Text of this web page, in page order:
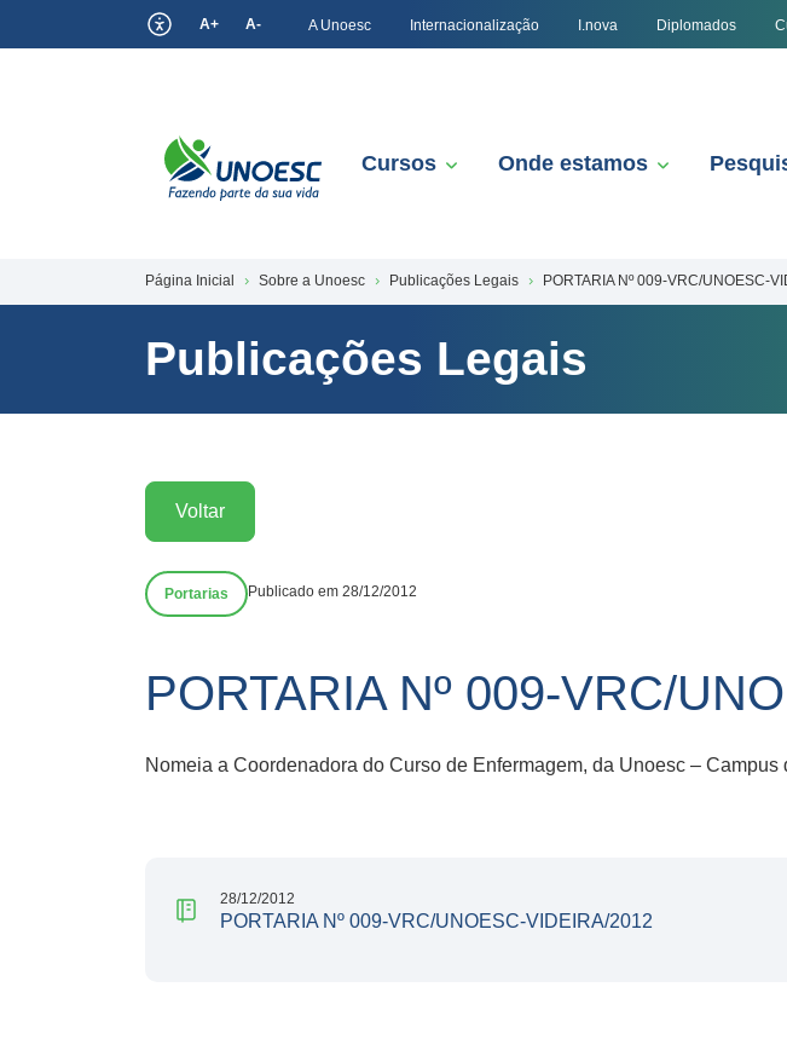
A+ A- A Unoesc Internacionalização I.nova Diplomados
Cursos Onde estamos
Página Inicial Sobre a Unoesc Publicações Legais PORTARIA Nº 009-VRC/UNOESC-
Publicações Legais
Voltar
Portarias Publicado em 28/12/2012
PORTARIA Nº 009-VRC/
Nomeia a Coordenadora do Curso de Enfermagem, da Unoesc – Campus
28/12/2012
PORTARIA Nº 009-VRC/UNOESC-VIDEIRA/2012